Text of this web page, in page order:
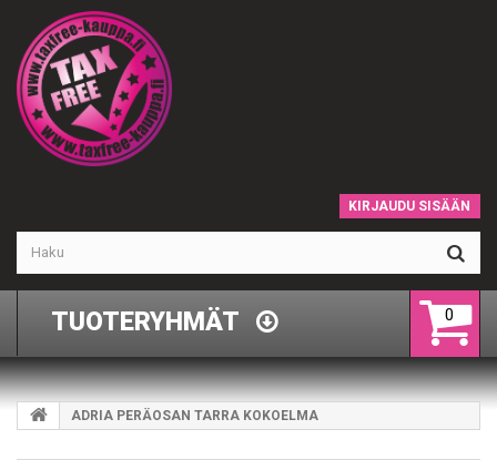
KIRJAUDU SISÄÄN
0
TUOTERYHMÄT
ADRIA PERÄOSAN TARRA KOKOELMA